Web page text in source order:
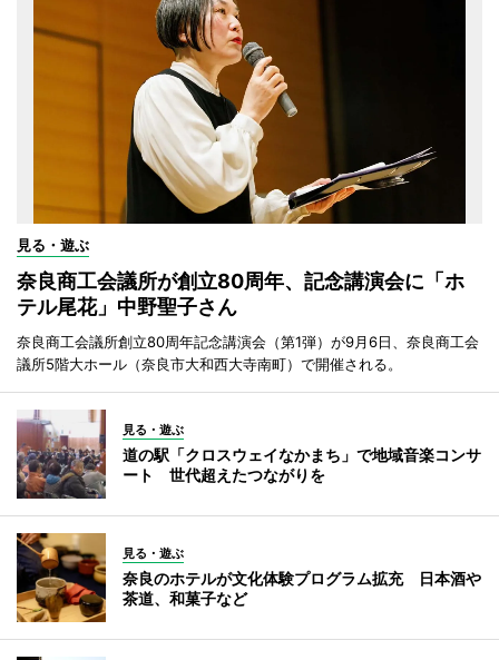
見る・遊ぶ
奈良商工会議所が創立80周年、記念講演会に「ホ
テル尾花」中野聖子さん
奈良商工会議所創立80周年記念講演会（第1弾）が9月6日、奈良商工会
議所5階大ホール（奈良市大和西大寺南町）で開催される。
見る・遊ぶ
道の駅「クロスウェイなかまち」で地域音楽コンサ
ート 世代超えたつながりを
見る・遊ぶ
奈良のホテルが文化体験プログラム拡充 日本酒や
茶道、和菓子など